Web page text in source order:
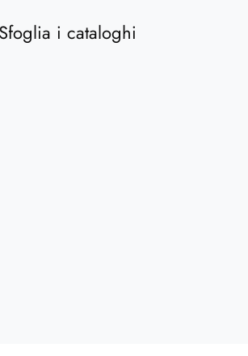
Sfoglia i cataloghi